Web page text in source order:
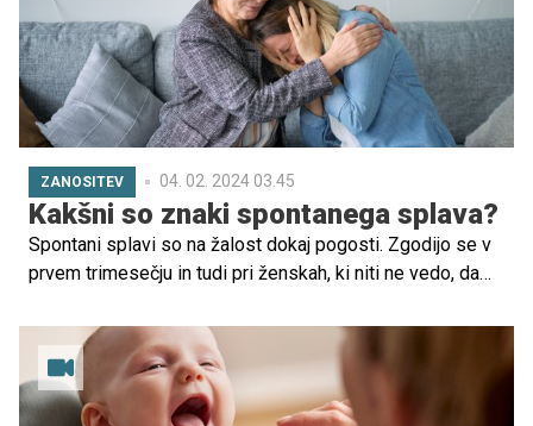
ZANOSITEV 04. 02. 2024 03.45
Kakšni so znaki spontanega splava?
Spontani splavi so na žalost dokaj pogosti. Zgodijo se v
prvem trimesečju in tudi pri ženskah, ki niti ne vedo, da
odgovarjala Marko Mugoša, dr. med., specialist gin. in
por., in Aneja Gombač, dr. med., specializantka gin. in por.
iz Bolnišnice za ženske bolezni in porodništvo Postojna.